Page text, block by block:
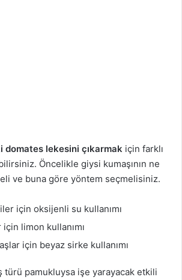
domates lekesini çıkarmak için farklı
Öncelikle giysi kumaşının ne
ve buna göre yöntem seçmelisiniz.
için oksijenli su kullanımı
limon kullanımı
için beyaz sirke kullanımı
türü pamukluysa işe yarayacak etkili